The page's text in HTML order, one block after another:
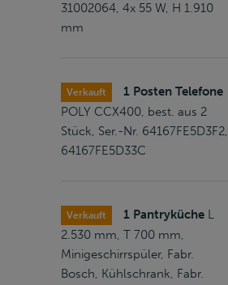
31002064, 4x 55 W, H 1.910
mm
Verkauft
1 Posten Telefone
POLY CCX400, best. aus 2
Stück, Ser.-Nr. 64167FE5D3F2,
64167FE5D33C
Verkauft 1 Pantryküche L
2.530 mm, T 700 mm,
Minigeschirrspüler, Fabr.
Bosch, Kühlschrank, Fabr.